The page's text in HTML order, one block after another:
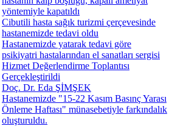
yöntemiyle kapatıldı
Cibutili hasta sağık turizmi çerçevesinde
hastanemizde tedavi oldu
Hastanemizde yatarak tedavi göre
psikiyatri hastalarından el sanatları sergisi
Hizmet Değerlendirme Toplantısı
Gerçekleştirildi
Doç. Dr. Eda ŞİMŞEK
Hastanemizde "15-22 Kasım Basınç Yarası
Önleme Haftası" münasebetiyle farkındalık
oluşturuldu.